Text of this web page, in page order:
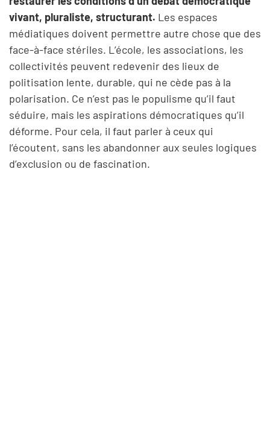
vivant, pluraliste, structurant. Les espaces
médiatiques doivent permettre autre chose que des
face-à-face stériles. L’école, les associations, les
collectivités peuvent redevenir des lieux de
politisation lente, durable, qui ne cède pas à la
polarisation. Ce n’est pas le populisme qu’il faut
séduire, mais les aspirations démocratiques qu’il
déforme. Pour cela, il faut parler à ceux qui
l’écoutent, sans les abandonner aux seules logiques
d’exclusion ou de fascination.